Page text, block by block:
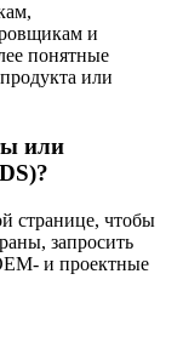
и
понятные
или
или
странице, чтобы
запросить
и проектные